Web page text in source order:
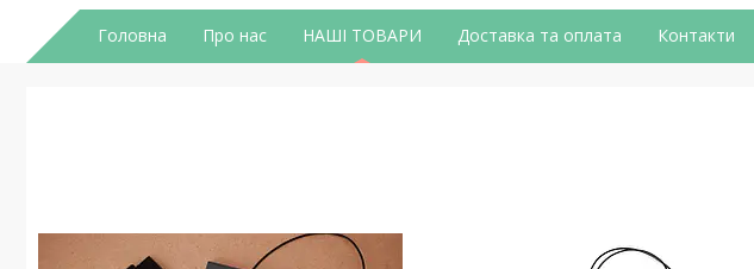
Головна Про нас НАШІ ТОВАРИ Доставка та оплата Контакти